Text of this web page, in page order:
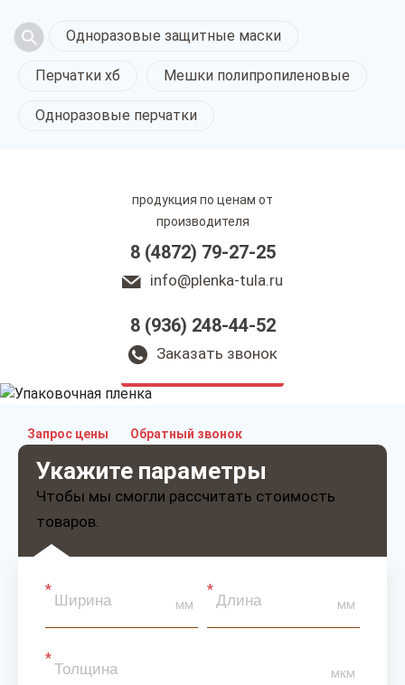
Одноразовые защитные маски
Перчатки хб Мешки полипропиленовые
Одноразовые перчатки
продукция по ценам от
производителя
8 (4872) 79-27-25
info@plenka-tula.ru
8 (936) 248-44-52
Заказать звонок
Упаковочная пленка
в Туле
Запрос цены Обратный звонок
Укажите параметры
Чтобы мы смогли рассчитать стоимость
товаров.
мм мм
мкм